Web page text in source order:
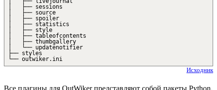
│ ├── sessions
│ ├── source
│ ├── spoiler
│ ├── statistics
│ ├── style
│ ├── tableofcontents
│ ├── thumbgallery
│ └── updatenotifier
├── styles
└── outwiker.ini
Исходник